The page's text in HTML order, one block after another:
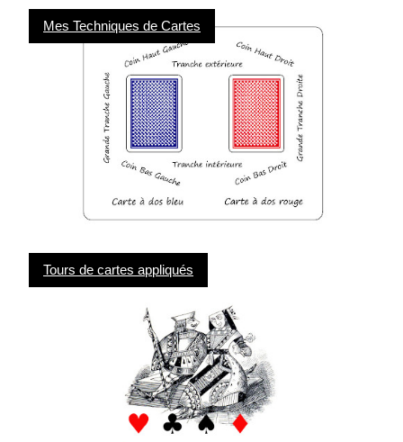
Mes Techniques de Cartes
Tours de cartes appliqués